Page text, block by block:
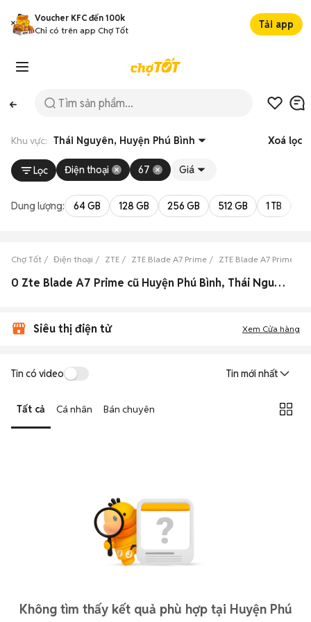
Voucher KFC đến 100k
Chỉ có trên app Chợ Tốt
Tải app
Khu vực: Thái Nguyên, Huyện Phú Bình Xoá lọc
Lọc Điện thoại 67 Giá
Dung lượng: 64 GB 128 GB 256 GB 512 GB 1 TB
Chợ Tốt Điện thoại ZTE ZTE Blade A7 Prime ZTE Blade A7 Prime
0 Zte Blade A7 Prime cũ Huyện Phú Bình, Thái Nguyên đẹp
Siêu thị điện tử Xem Cửa hàng
Tin có video Tin mới nhất
Tất cả Cá nhân Bán chuyên
Không tìm thấy kết quả phù hợp tại Huyện Phú